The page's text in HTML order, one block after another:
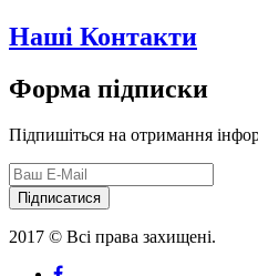
Наші Контакти
Форма підписки
Підпишіться на отримання
Підписатися
2017 © Всі права захищені.